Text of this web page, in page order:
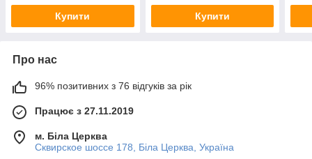
Купити Купити
Про нас
96% позитивних з 76 відгуків за рік
Працює з 27.11.2019
м. Біла Церква
Сквирское шоссе 178, Біла Церква, Україна